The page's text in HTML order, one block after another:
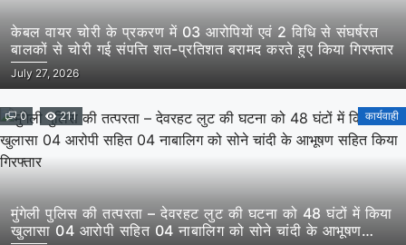
केबल वायर चोरी के प्रकरण में 03 आरोपियों एवं 2 विधि से संघर्षरत
बालकों से चोरी गई संपत्ति शत-प्रतिशत बरामद करते हुए किया गिरफ्तार
July 27, 2026
0 211 कार्यवाही
मुंगेली पुलिस की तत्परता – देवरहट लुट की घटना को 48 घंटों में किया
खुलासा 04 आरोपी सहित 04 नाबालिग को सोने चांदी के आभूषण